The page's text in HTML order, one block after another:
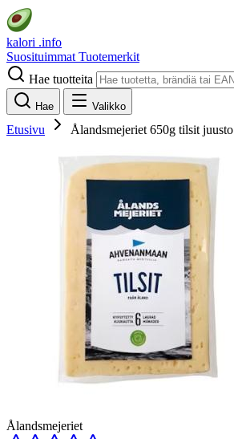
kalori .info
Suosituimmat Tuotemerkit
Hae tuotteita
Hae Valikko
Etusivu Ålandsmejeriet 650g tilsit juusto
Ålandsmejeriet